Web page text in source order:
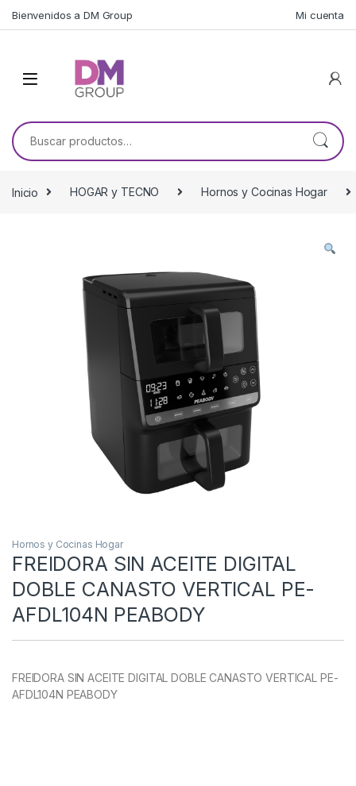
Bienvenidos a DM Group Mi cuenta
Buscar por:
Inicio HOGAR y TECNO Hornos y Cocinas Hogar
Hornos y Cocinas Hogar
FREIDORA SIN ACEITE DIGITAL
DOBLE CANASTO VERTICAL PE-
AFDL104N PEABODY
FREIDORA SIN ACEITE DIGITAL DOBLE CANASTO VERTICAL PE-
AFDL104N PEABODY